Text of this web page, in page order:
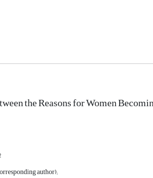
the Reasons for Women
author);